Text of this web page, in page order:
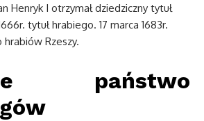
Henryk I otrzymał dziedziczny tytuł
tytuł hrabiego. 17 marca 1683r.
Rzeszy.
państwo